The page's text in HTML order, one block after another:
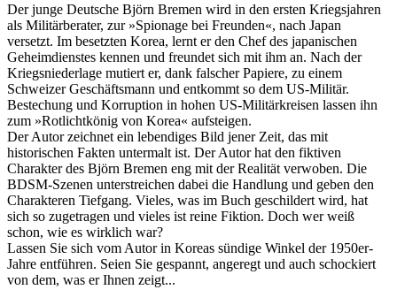
Der junge Deutsche Björn Bremen wird in den ersten Kriegsjahren
als Militärberater, zur »Spionage bei Freunden«, nach Japan
versetzt. Im besetzten Korea, lernt er den Chef des japanischen
Geheimdienstes kennen und freundet sich mit ihm an. Nach der
Kriegsniederlage mutiert er, dank falscher Papiere, zu einem
Schweizer Geschäftsmann und entkommt so dem US-Militär.
Bestechung und Korruption in hohen US-Militärkreisen lassen ihn
zum »Rotlichtkönig von Korea« aufsteigen.
Der Autor zeichnet ein lebendiges Bild jener Zeit, das mit
historischen Fakten untermalt ist. Der Autor hat den fiktiven
Charakter des Björn Bremen eng mit der Realität verwoben. Die
BDSM-Szenen unterstreichen dabei die Handlung und geben den
Charakteren Tiefgang. Vieles, was im Buch geschildert wird, hat
sich so zugetragen und vieles ist reine Fiktion. Doch wer weiß
schon, wie es wirklich war?
Lassen Sie sich vom Autor in Koreas sündige Winkel der 1950er-
Jahre entführen. Seien Sie gespannt, angeregt und auch schockiert
von dem, was er Ihnen zeigt...